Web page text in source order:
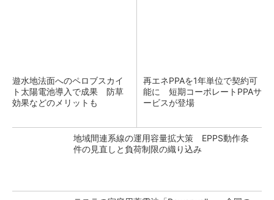
遊水地法面へのペロブスカイ
ト太陽電池導入で成果 防草
効果などのメリットも
再エネPPAを1年単位で契約可
能に 短期コーポレートPPAサ
ービスが登場
地域間連系線の運用容量拡大策 EPPS動作条
件の見直しと負荷制限の織り込み